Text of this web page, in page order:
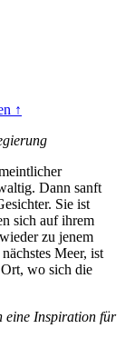
↑
Dann sanft
Sie ist
sich auf ihrem
zu jenem
Meer, ist
wo sich die
eine Inspiration für